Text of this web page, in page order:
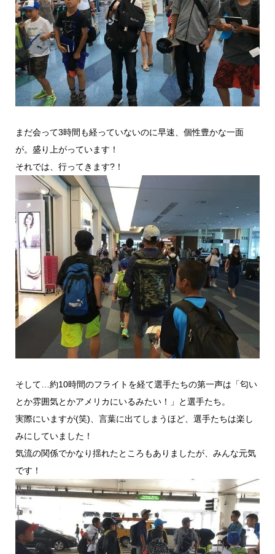
まだ会って3時間も経っていないのに早速、個性豊かな一面
が。盛り上がっています！
それでは、行ってきます?！
そして…約10時間のフライトを経て選手たちの第一声は「匂い
とか雰囲気とかアメリカにいるみたい！」と選手たち。
実際にいますが(笑)、言葉に出てしまうほど、選手たちは楽し
みにしていました！
気流の関係でかなり揺れたところもありましたが、みんな元気
です！